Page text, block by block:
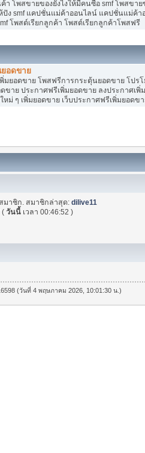
า โพสขายของยังไงให้มีคนซื้อ smf โพสขา
ปัง smf แคปชั่นแม่ค้าออนไลน์ แคปชั่นแม่ค้า
โพสต์เรียกลูกค้า โพสต์เรียกลูกค้าโพสฟรี
ยอดขาย
มยอดขาย โพสฟรีการกระตุ้นยอดขาย โปร
าย ประกาศฟรีเพิ่มยอดขาย ลงประกาศเพิ่
ม่ ๆ เพิ่มยอดขาย เว็บประกาศฟรีเพิ่มยอดขา
สมาชิก. สมาชิกล่าสุด:dilive11
(วันนี้ เวลา 00:46:52 )
(วันที่ 4 พฤษภาคม 2026, 10:01:30 น.)